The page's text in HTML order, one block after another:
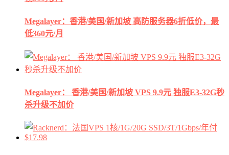
Megalayer：香港/美国/新加坡 高防服务器6折低价，最
低360元/月
Megalayer： 香港/美国/新加坡 VPS 9.9元 独服E3-32G秒
杀升级不加价